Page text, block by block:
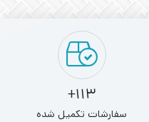
113+
سفارشات تکمیل شده